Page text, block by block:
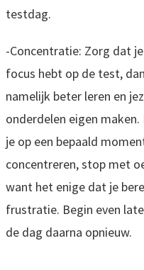
testdag.
-Concentratie: Zorg dat
focus hebt op de test,
namelijk beter leren en
onderdelen eigen maken.
je op een bepaald
concentreren, stop met
want het enige dat je
frustratie. Begin even
de dag daarna opnieuw.